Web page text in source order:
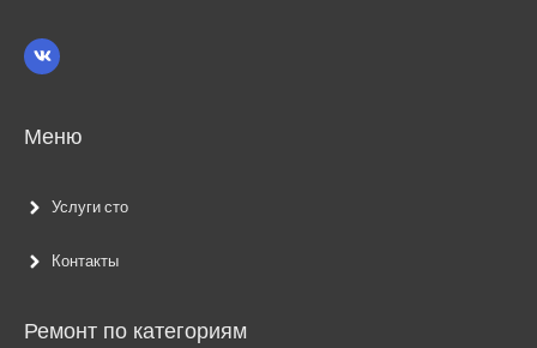
Меню
Услуги сто
Контакты
Ремонт по категориям